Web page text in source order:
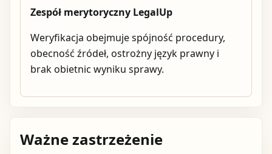
Zespół merytoryczny LegalUp
Weryfikacja obejmuje spójność procedury,
obecność źródeł, ostrożny język prawny i
brak obietnic wyniku sprawy.
Ważne zastrzeżenie